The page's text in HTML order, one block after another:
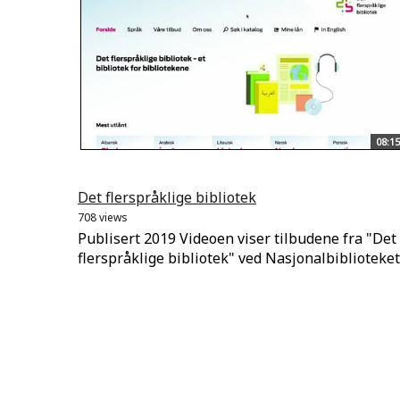
08:15
Det flerspråklige bibliotek
708 views
Publisert 2019 Videoen viser tilbudene fra "Det
flerspråklige bibliotek" ved